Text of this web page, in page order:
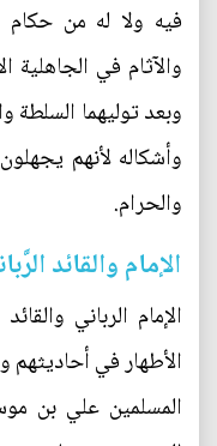
فيه ولا له من حكام
والآثام في الجاهلية
وبعد توليهما
وأشكاله لأنهم
والحرام.
الإمام والقائد
الإمام الرباني
الأطهار في أحاديثهم
المسلمين علي بن